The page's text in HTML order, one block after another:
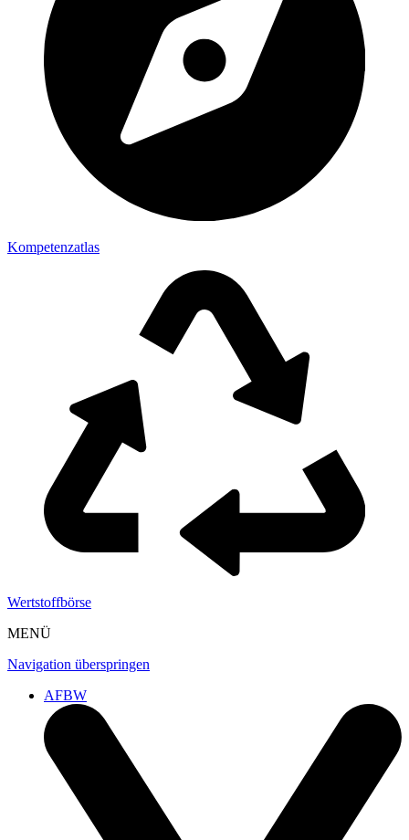
Kompetenzatlas
Wertstoffbörse
MENÜ
Navigation überspringen
AFBW